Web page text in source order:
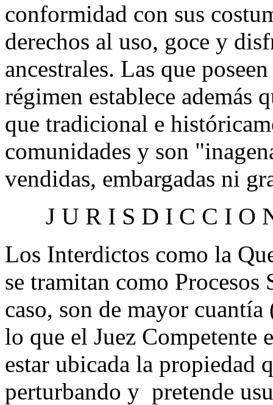
conformidad con sus
derechos al uso, goce y
ancestrales. Las que
régimen establece además
que tradicional e
comunidades y son
vendidas, embargadas ni
J U R I S D I C C I O
Los Interdictos como la
se tramitan como Procesos
caso, son de mayor
lo que el Juez
estar ubicada la propiedad
perturbando y pretende